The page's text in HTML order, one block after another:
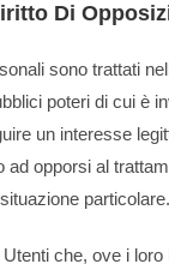
Di
sono trattati
poteri di cui è
un interesse
ad opporsi al
particolare.
che, ove i